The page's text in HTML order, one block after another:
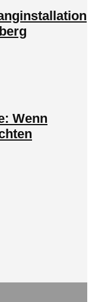
Wenn